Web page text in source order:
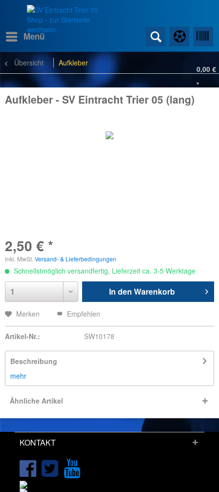
Menü
0,00 €
*
Übersicht Aufkleber
Aufkleber - SV Eintracht Trier 05 (lang)
2,50 € *
inkl. MwSt. Versand- & Lieferbedingungen
Schnellstmöglich versandfertig, Lieferzeit ca. 3-5 Werktage
In den Warenkorb
Merken Empfehlen
Artikel-Nr.: SW10178
Beschreibung
mehr
Ähnliche Artikel
KONTAKT